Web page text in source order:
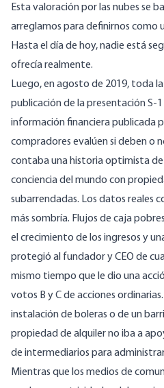
Esta valoración por las nubes se
arreglamos para definirnos como
Hasta el día de hoy, nadie está
ofrecía realmente.
Luego, en agosto de 2019, toda
publicación de lapresentación S-
información financiera publicada
compradores evalúen si deben o
contaba una historia optimista de
conciencia del mundo con
subarrendadas. Los datos reales
más sombría. Flujos de caja
el crecimiento de los ingresos y
protegió al fundador y CEO de
mismo tiempo que le dio una
votos B y C de acciones
instalación de boleras o de un
propiedad de alquiler no iba a
de intermediarios para
Mientras que los medios de